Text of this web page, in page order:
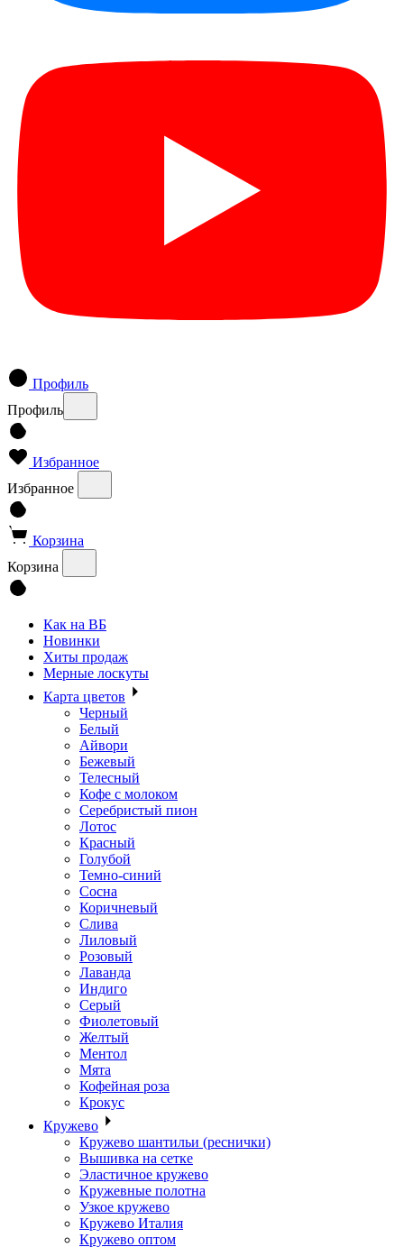
Профиль
Профиль
Избранное
Избранное
Корзина
Корзина
Как на ВБ
Новинки
Хиты продаж
Мерные лоскуты
Карта цветов
Черный
Белый
Айвори
Бежевый
Телесный
Кофе с молоком
Серебристый пион
Лотос
Красный
Голубой
Темно-синий
Сосна
Коричневый
Слива
Лиловый
Розовый
Лаванда
Индиго
Серый
Фиолетовый
Желтый
Ментол
Мята
Кофейная роза
Крокус
Кружево
Кружево шантильи (реснички)
Вышивка на сетке
Эластичное кружево
Кружевные полотна
Узкое кружево
Кружево Италия
Кружево оптом